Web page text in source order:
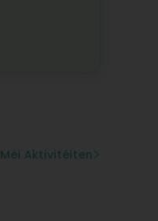
Méi Aktivitéiten